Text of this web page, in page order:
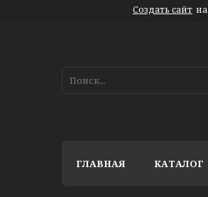
Создать сайт на
ГЛАВНАЯ КАТАЛОГ